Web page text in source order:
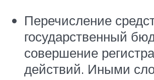
Перечисление
государственный
совершение
действий. Иными